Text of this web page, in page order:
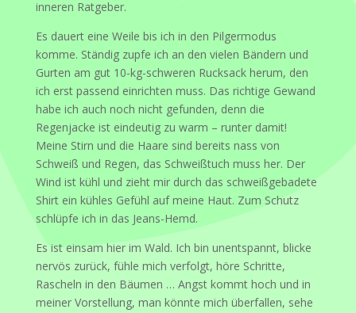
inneren Ratgeber.
Es dauert eine Weile bis ich in den Pilgermodus
komme. Ständig zupfe ich an den vielen Bändern und
Gurten am gut 10-kg-schweren Rucksack herum, den
ich erst passend einrichten muss. Das richtige Gewand
habe ich auch noch nicht gefunden, denn die
Regenjacke ist eindeutig zu warm – runter damit!
Meine Stirn und die Haare sind bereits nass von
Schweiß und Regen, das Schweißtuch muss her. Der
Wind ist kühl und zieht mir durch das schweißgebadete
Shirt ein kühles Gefühl auf meine Haut. Zum Schutz
schlüpfe ich in das Jeans-Hemd.
Es ist einsam hier im Wald. Ich bin unentspannt, blicke
nervös zurück, fühle mich verfolgt, höre Schritte,
Rascheln in den Bäumen … Angst kommt hoch und in
meiner Vorstellung, man könnte mich überfallen, sehe